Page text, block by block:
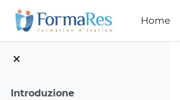
Vai al contenuto principale
Home
Introduzione